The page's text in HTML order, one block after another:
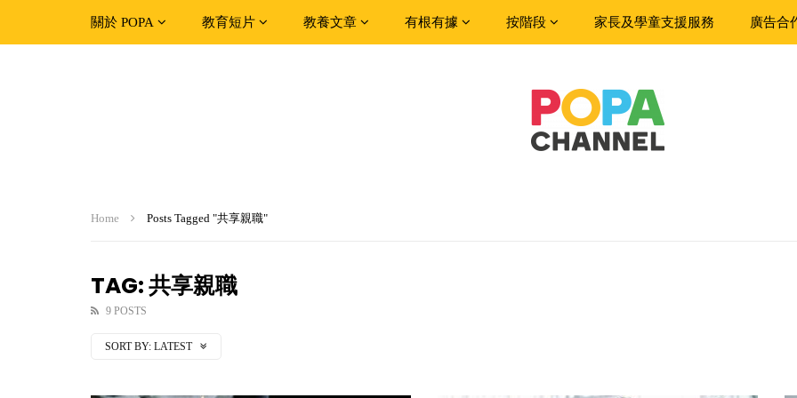
關於 POPA 教育短片 教養文章 有根有據 按階段 家長及學童支援服務 廣告合
Home Posts Tagged "共享親職"
TAG: 共享親職
9 POSTS
SORT BY: LATEST